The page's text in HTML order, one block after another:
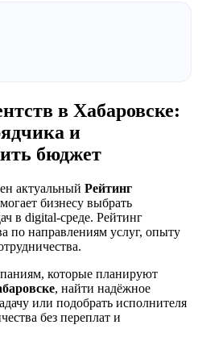
в Хабаровске:
и
бюджет
актуальный Рейтинг
бизнесу выбрать
в digital-среде. Рейтинг
по направлениям услуг, опыту
которые планируют
, найти надёжное
или подобрать исполнителя
без переплат и